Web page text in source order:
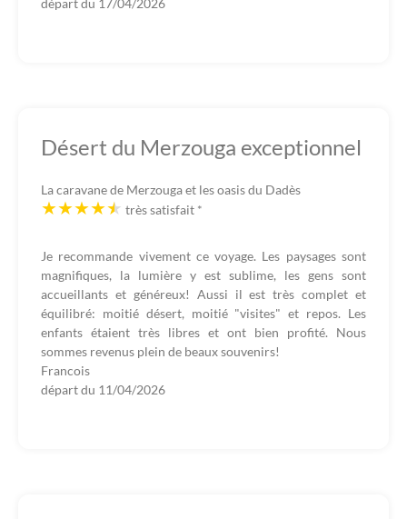
départ du 17/04/2026
Désert du Merzouga exceptionnel
La caravane de Merzouga et les oasis du Dadès
très satisfait *
Je recommande vivement ce voyage. Les paysages sont
magnifiques, la lumière y est sublime, les gens sont
accueillants et généreux! Aussi il est très complet et
équilibré: moitié désert, moitié "visites" et repos. Les
enfants étaient très libres et ont bien profité. Nous
sommes revenus plein de beaux souvenirs!
Francois
départ du 11/04/2026